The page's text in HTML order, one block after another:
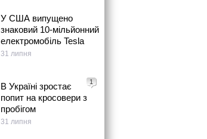
У США випущено
знаковий 10-мільйонний
електромобіль Tesla
31 липня
1
В Україні зростає
попит на кросовери з
пробігом
31 липня